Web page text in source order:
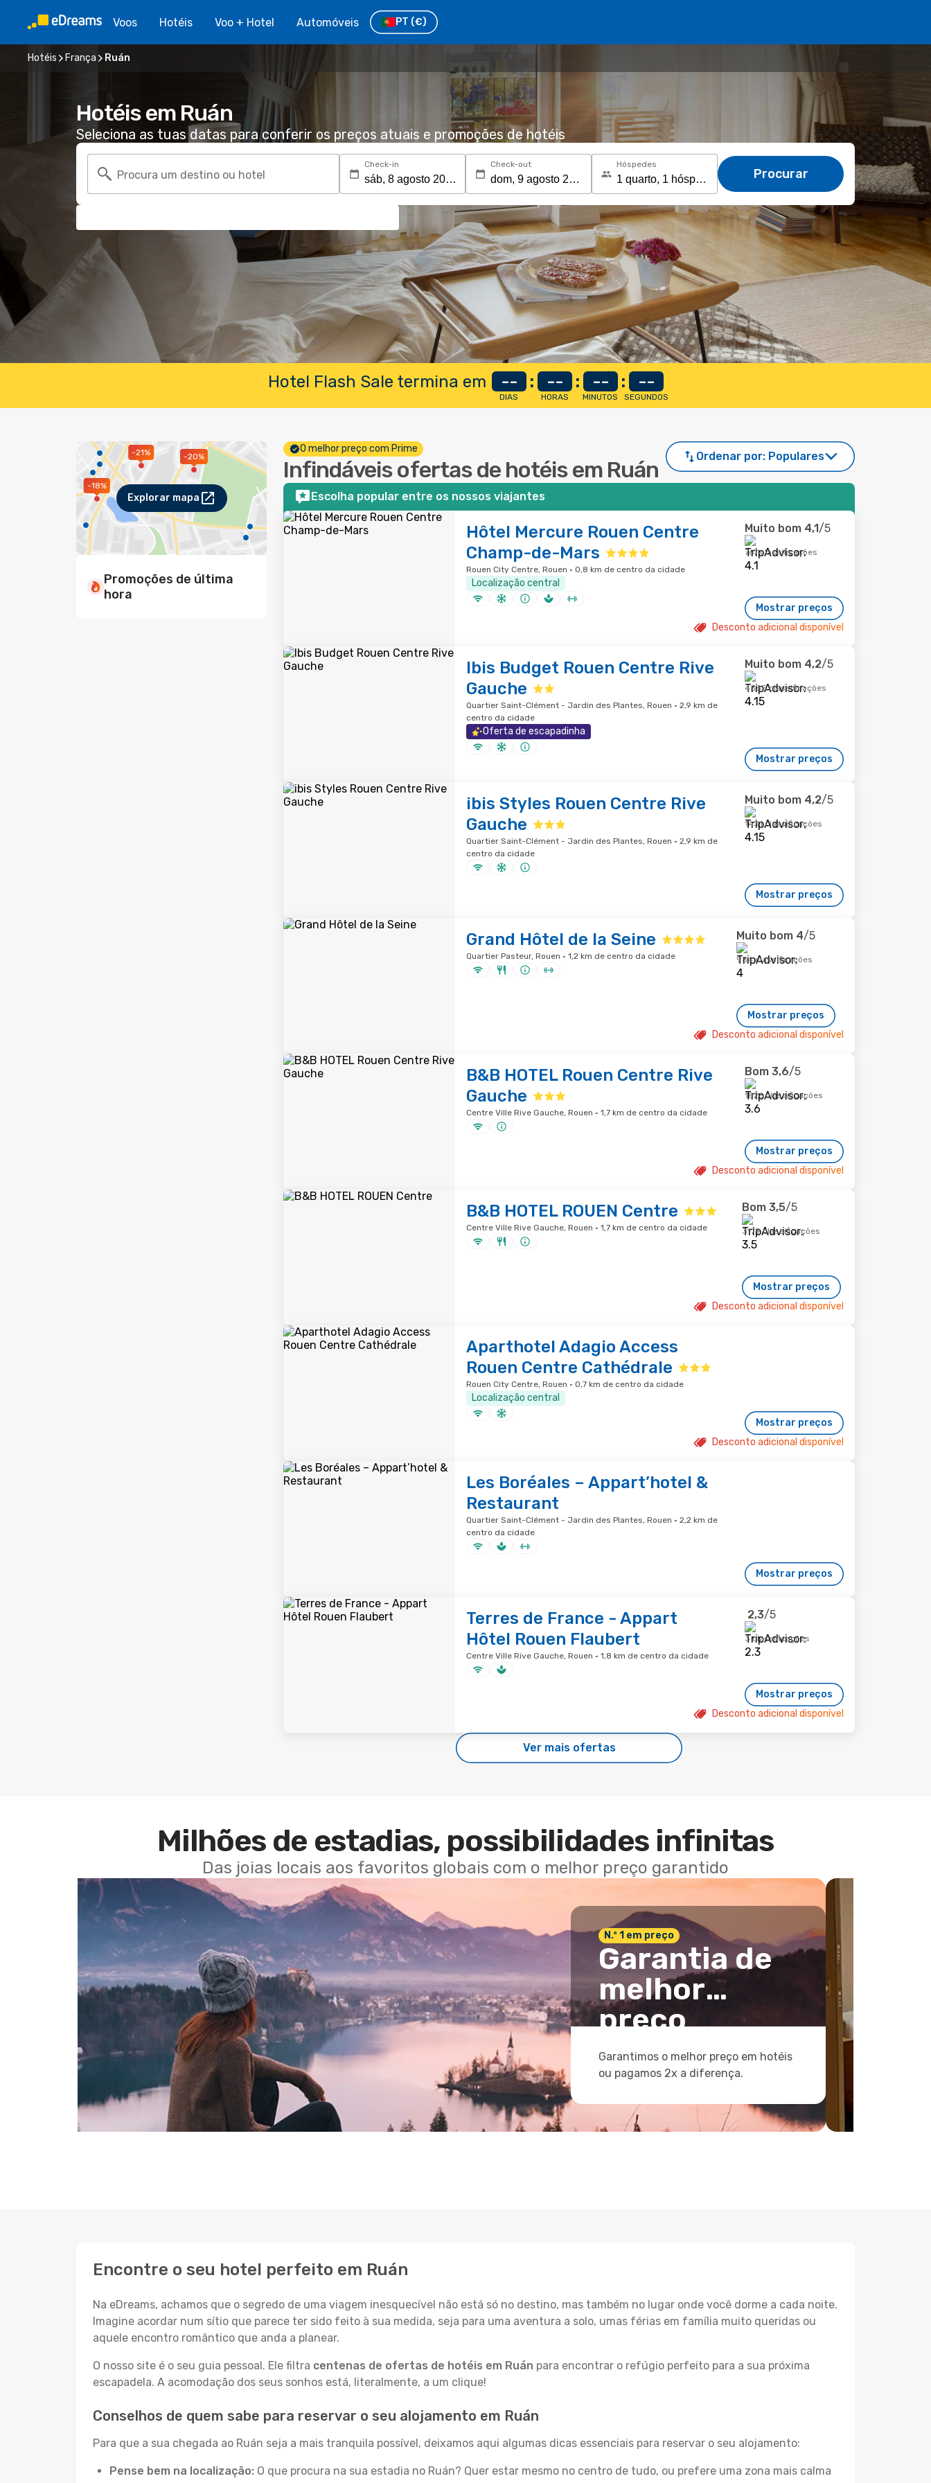
Voos Hotéis Voo + Hotel Automóveis PT (€)
Hotéis França Ruán
Hotéis em Ruán
Seleciona as tuas datas para conferir os preços atuais e promoções de hotéis
Procura um destino ou hotel
Check-in Check-out Hóspedes
Procurar
Hotel Flash Sale termina em --
DIAS
: --
HORAS
: --
MINUTOS
: --
SEGUNDOS
-21% -20%
-18%
Explorar mapa
Promoções de última
hora
O melhor preço com Prime
Infindáveis ofertas de hotéis em Ruán
Ordenar por: Populares
Escolha popular entre os nossos viajantes
Hôtel Mercure Rouen Centre
Champ-de-Mars
Rouen City Centre, Rouen · 0,8 km de centro da cidade
Localização central
Muito bom 4,1/5
767 classificações
Mostrar preços
Desconto adicional disponível
Ibis Budget Rouen Centre Rive
Gauche
Quartier Saint-Clément - Jardin des Plantes, Rouen · 2,9 km de
centro da cidade
Oferta de escapadinha
Muito bom 4,2/5
4585 classificações
Mostrar preços
ibis Styles Rouen Centre Rive
Gauche
Quartier Saint-Clément - Jardin des Plantes, Rouen · 2,9 km de
centro da cidade
Muito bom 4,2/5
1431 classificações
Mostrar preços
Grand Hôtel de la Seine
Quartier Pasteur, Rouen · 1,2 km de centro da cidade
Muito bom 4/5
934 classificações
Mostrar preços
Desconto adicional disponível
B&B HOTEL Rouen Centre Rive
Gauche
Centre Ville Rive Gauche, Rouen · 1,7 km de centro da cidade
Bom 3,6/5
1826 classificações
Mostrar preços
Desconto adicional disponível
B&B HOTEL ROUEN Centre
Centre Ville Rive Gauche, Rouen · 1,7 km de centro da cidade
Bom 3,5/5
3179 classificações
Mostrar preços
Desconto adicional disponível
Aparthotel Adagio Access
Rouen Centre Cathédrale
Rouen City Centre, Rouen · 0,7 km de centro da cidade
Localização central
Mostrar preços
Desconto adicional disponível
Les Boréales – Appart’hotel &
Restaurant
Quartier Saint-Clément - Jardin des Plantes, Rouen · 2,2 km de
centro da cidade
Mostrar preços
Terres de France - Appart
Hôtel Rouen Flaubert
Centre Ville Rive Gauche, Rouen · 1,8 km de centro da cidade
2,3/5
3 classificações
Mostrar preços
Desconto adicional disponível
Ver mais ofertas
Milhões de estadias, possibilidades infinitas
Das joias locais aos favoritos globais com o melhor preço garantido
N.º 1 em preço
Garantia de
melhor
preço
Garantimos o melhor preço em hotéis
ou pagamos 2x a diferença.
Encontre o seu hotel perfeito em Ruán
Na eDreams, achamos que o segredo de uma viagem inesquecível não está só no destino, mas também no lugar onde você dorme a cada noite.
Imagine acordar num sítio que parece ter sido feito à sua medida, seja para uma aventura a solo, umas férias em família muito queridas ou
aquele encontro romântico que anda a planear.
O nosso site é o seu guia pessoal. Ele filtra centenas de ofertas de hotéis em Ruán para encontrar o refúgio perfeito para a sua próxima
escapadela. A acomodação dos seus sonhos está, literalmente, a um clique!
Conselhos de quem sabe para reservar o seu alojamento em Ruán
Para que a sua chegada ao Ruán seja a mais tranquila possível, deixamos aqui algumas dicas essenciais para reservar o seu alojamento:
Pense bem na localização: O que procura na sua estadia no Ruán? Quer estar mesmo no centro de tudo, ou prefere uma zona mais calma